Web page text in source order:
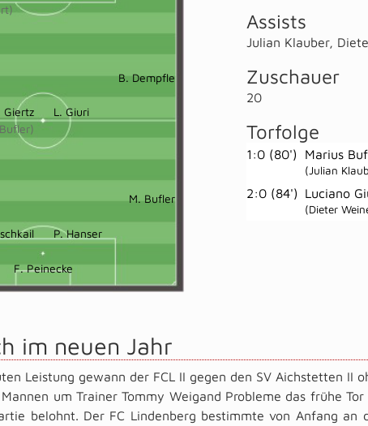
B. Dempfle
Giertz
L. Giuri
M. Bufler
P. Hanser
F. Peinecke
Assists
Julian Klauber,
Zuschauer
20
Torfolge
1:0 (80') Marius
(Julian
2:0 (84') Luciano
(Dieter
im neuen Jahr
Leistung gewann der FCL II gegen den SV Aichstetten II
um Trainer Tommy Weigand Probleme das frühe
belohnt. Der FC Lindenberg bestimmte von Anfang an